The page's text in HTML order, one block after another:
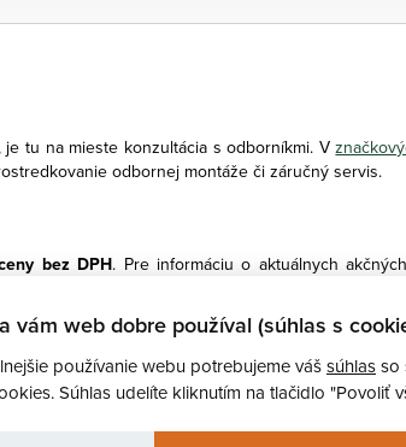
je tu na mieste konzultácia s odborníkmi. V
odbornej montáže či záručný servis.
bez DPH. Pre informáciu o aktuálnych
charakter av skutočnosti sa môžu líšiť.
vám web dobre používal (súhlas s
používanie webu potrebujeme vášsúhlasso
Súhlas udelíte kliknutím na tlačidlo "Povoliť